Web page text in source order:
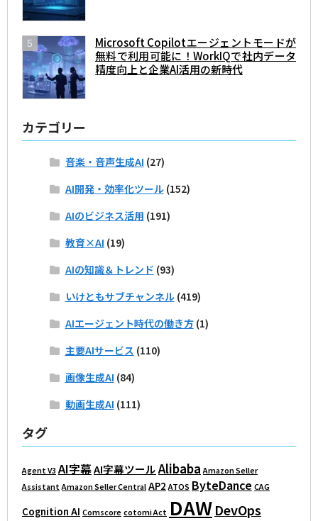
Microsoft Copilotエージェントモードが
無料で利用可能に！WorkIQで社内データ
精度向上と企業AI活用の新時代
カテゴリー
音楽・音声生成AI (27)
AI開発・効率化ツール(152)
AIのビジネス活用 (191)
教育×AI (19)
AIの知識＆トレンド (93)
いけともサブチャンネル(419)
AIエージェント時代の働き方(1)
主要AIサービス (110)
画像生成AI (84)
動画生成AI (111)
タグ
Agent V3 AI字幕AI字幕ツールAlibaba Amazon Seller
Assistant Amazon Seller Central AP2 ATOS ByteDance CAG
Cognition AI Comscore cotomi Act DAWDevOps